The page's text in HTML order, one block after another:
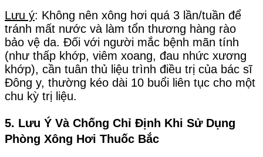
Lưu ý: Không nên xông hơi quá 3 lần/tuần để
tránh mất nước và làm tổn thương hàng rào
bảo vệ da. Đối với người mắc bệnh mãn tính
(như thấp khớp, viêm xoang, đau nhức xương
khớp), cần tuân thủ liệu trình điều trị của bác sĩ
Đông y, thường kéo dài 10 buổi liên tục cho một
chu kỳ trị liệu.
5. Lưu Ý Và Chống Chỉ Định Khi Sử Dụng
Phòng Xông Hơi Thuốc Bắc